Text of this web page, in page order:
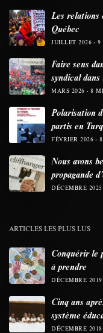
Les relations
Québec
JUILLET 2026 9
Faire sens
syndical
MARS 2026 8
Polarisation
partis en
FÉVRIER 2026
Nous avons
propagande
DÉCEMBRE 2025
ARTICLES LES PLUS LUS
Conquérir le
à prendre
DÉCEMBRE 2019
Cinq ans
système
DÉCEMBRE 2018